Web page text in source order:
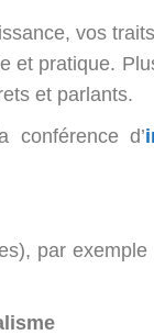
vos
et pratique.
et parlants.
d’
par